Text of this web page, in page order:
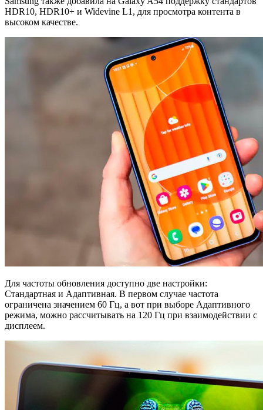
HDR10, HDR10+ и Widevine L1, для просмотра контента в
высоком качестве.
Для частоты обновления доступно две настройки:
Стандартная и Адаптивная. В первом случае частота
ограничена значением 60 Гц, а вот при выборе Адаптивного
режима, можно рассчитывать на 120 Гц при взаимодействии с
дисплеем.